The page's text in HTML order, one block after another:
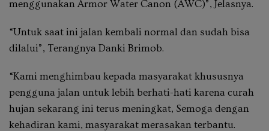
menggunakan Armor Water Canon (AWC)”, Jelasnya.
“Untuk saat ini jalan kembali normal dan sudah bisa
dilalui”, Terangnya Danki Brimob.
“Kami menghimbau kepada masyarakat khususnya
pengguna jalan untuk lebih berhati-hati karena curah
hujan sekarang ini terus meningkat, Semoga dengan
kehadiran kami, masyarakat merasakan terbantu.